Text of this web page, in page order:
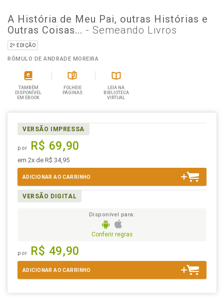
A História de Meu Pai, outras Histórias e
Outras Coisas... - Semeando Livros
2ª EDIÇÃO
RÔMULO DE ANDRADE MOREIRA
TAMBÉM
DISPONÍVEL
EM EBOOK
FOLHEIE
PÁGINAS
LEIA NA
BIBLIOTECA
VIRTUAL
VERSÃO IMPRESSA
por R$ 69,90
em 2x de R$ 34,95
ADICIONAR AO CARRINHO
VERSÃO DIGITAL
Disponível para:
Conferir regras
por R$ 49,90
ADICIONAR AO CARRINHO